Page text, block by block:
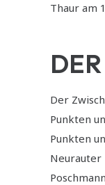
Thaur am
Der
Punkten
Punkten
Neurauter